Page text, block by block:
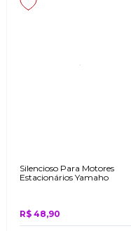
Silencioso Para Motores
Estacionários Yamaho
R$ 48,90